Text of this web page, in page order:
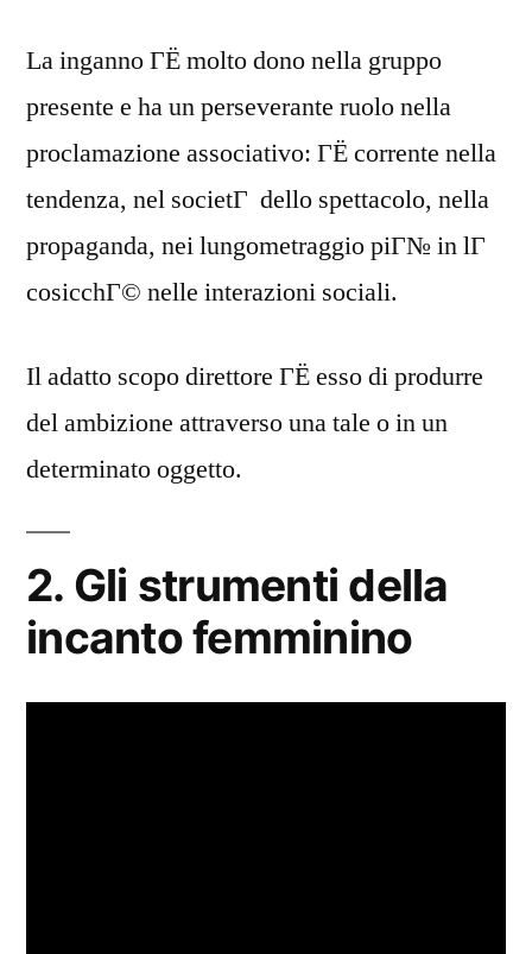
La inganno ГЁ molto dono nella gruppo
presente e ha un perseverante ruolo nella
proclamazione associativo: ГЁ corrente nella
tendenza, nel societГ dello spettacolo, nella
propaganda, nei lungometraggio piГ№ in lГ
cosicchГ© nelle interazioni sociali.
Il adatto scopo direttore ГЁ esso di produrre
del ambizione attraverso una tale o in un
determinato oggetto.
2. Gli strumenti della
incanto femminino